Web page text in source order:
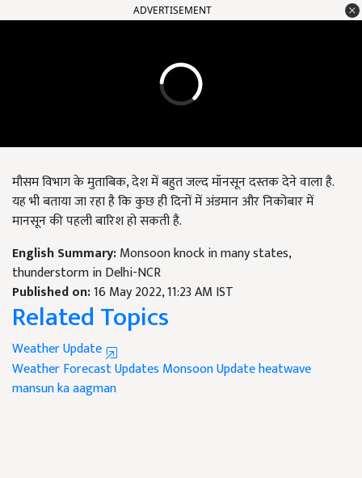
ADVERTISEMENT
मौसम विभाग के मुताबिक, देश में बहुत जल्द मॉनसून दस्तक देने वाला है.
यह भी बताया जा रहा है कि कुछ ही दिनों में अंडमान और निकोबार में
मानसून की पहली बारिश हो सकती है.
English Summary:Monsoon knock in many states,
thunderstorm in Delhi-NCR
Published on:16 May 2022, 11:23 AM IST
Related Topics
Weather Update
Weather Forecast Updates Monsoon Updateheatwave
mansun ka aagman